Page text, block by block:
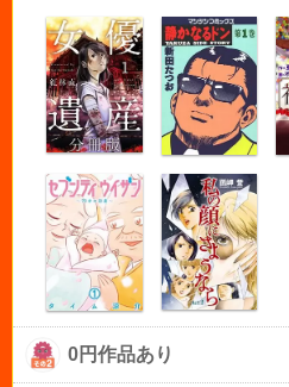
0円作品あり